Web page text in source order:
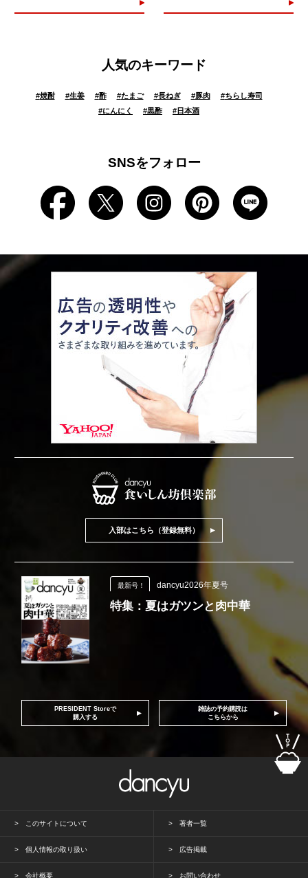
人気のキーワード
#焼酎 #生姜 #酢 #たまご #長ねぎ #豚肉 #ちらし寿司
#にんにく #黒酢 # 日本酒
SNSをフォロー
入部はこちら（登録無料）
最新号！ dancyu2026年夏号
特集：夏はガツンと肉中華
PRESIDENT Storeで
購入する
雑誌の予約購読は
こちらから
このサイトについて 著者一覧
個人情報の取り扱い 広告掲載
会社概要 お問い合わせ